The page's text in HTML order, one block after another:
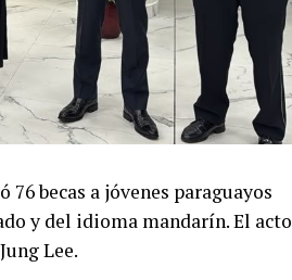
becas a jóvenes paraguayos
y del idioma mandarín. El acto
Lee.